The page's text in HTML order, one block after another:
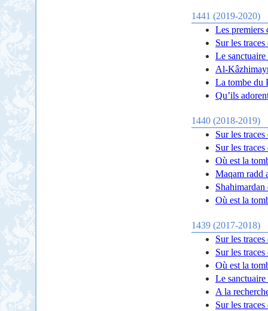
1441 (2019-2020)
Les premiers
Sur les
Le
Al-
La tombe du
Qu’ils
1440 (2018-2019)
Sur les
Sur les
Où est la
Maqam radd
Où est la
1439 (2017-2018)
Sur les
Sur les
Où est la
Le
A la
Sur les